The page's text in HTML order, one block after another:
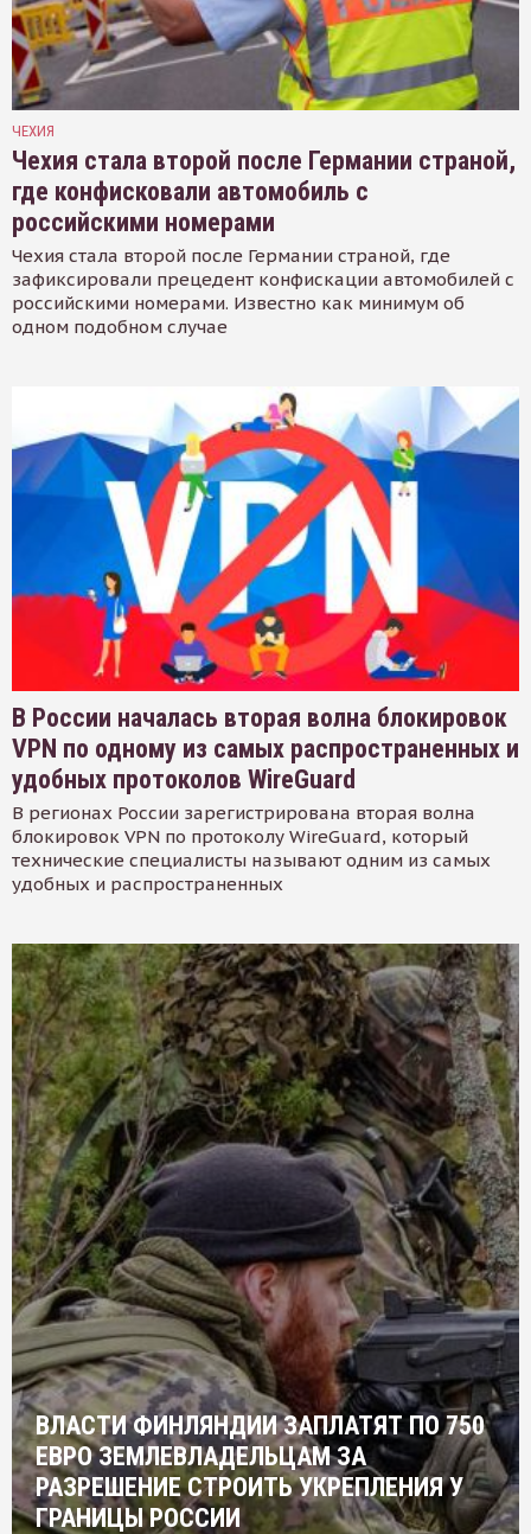
ЧЕХИЯ
Чехия стала второй после Германии страной,
где конфисковали автомобиль с
российскими номерами
Чехия стала второй после Германии страной, где
зафиксировали прецедент конфискации автомобилей с
российскими номерами. Известно как минимум об
одном подобном случае
В России началась вторая волна блокировок
VPN по одному из самых распространенных и
удобных протоколов WireGuard
В регионах России зарегистрирована вторая волна
блокировок VPN по протоколу WireGuard, который
технические специалисты называют одним из самых
удобных и распространенных
ВЛАСТИ ФИНЛЯНДИИ ЗАПЛАТЯТ ПО 750
ЕВРО ЗЕМЛЕВЛАДЕЛЬЦАМ ЗА
РАЗРЕШЕНИЕ СТРОИТЬ УКРЕПЛЕНИЯ У
ГРАНИЦЫ РОССИИ